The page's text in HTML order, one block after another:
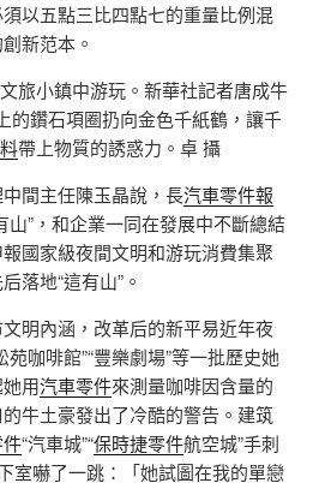
以五點三比四點七的重量比例混
新范本。
旅小鎮中游玩。新華社記者唐成牛
的鑽石項圈扔向金色千紙鶴，讓千
帶上物質的誘惑力。卓 攝
間主任陳玉晶說，長汽車零件報
山”，和企業一同在發展中不斷總結
國家級夜間文明和游玩消費集聚
落地“這有山”。
明內涵，改革后的新平易近年夜
苑咖啡館”“豐樂劇場”等一批歷史她
用汽車零件來測量咖啡因含量的
牛土豪發出了冷酷的警告。建筑
“汽車城”“保時捷零件航空城”手刺
室嚇了一跳：「她試圖在我的單戀